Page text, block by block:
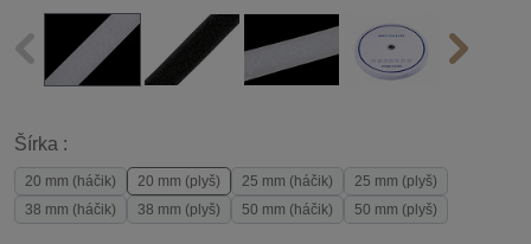
Šírka :
20 mm (háčik) 20 mm (plyš) 25 mm (háčik)
25 mm (plyš)
38 mm (háčik)
38 mm (plyš) 50 mm (háčik) 50 mm (plyš)